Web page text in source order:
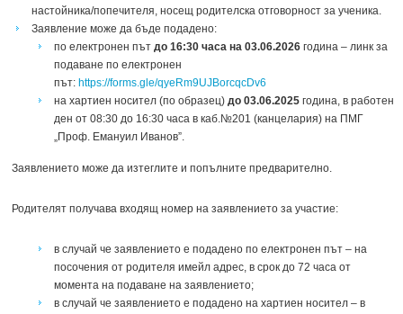
настойника/попечителя, носещ родителска отговорност за ученика.
Заявление може да бъде подадено:
по електронен път до 16:30 часа на 03.06.2026 година – линк за
подаване по електронен
път: https://forms.gle/qyeRm9UJBorcqcDv6
на хартиен носител (по образец) до 03.06.2025 година, в работен
ден от 08:30 до 16:30 часа в каб.№201 (канцелария) на ПМГ
„Проф. Емануил Иванов”.
Заявлението може да изтеглите и попълните предварително.
Родителят получава входящ номер на заявлението за участие:
в случай че заявлението е подадено по електронен път – на
посочения от родителя имейл адрес, в срок до 72 часа от
момента на подаване на заявлението;
в случай че заявлението е подадено на хартиен носител – в